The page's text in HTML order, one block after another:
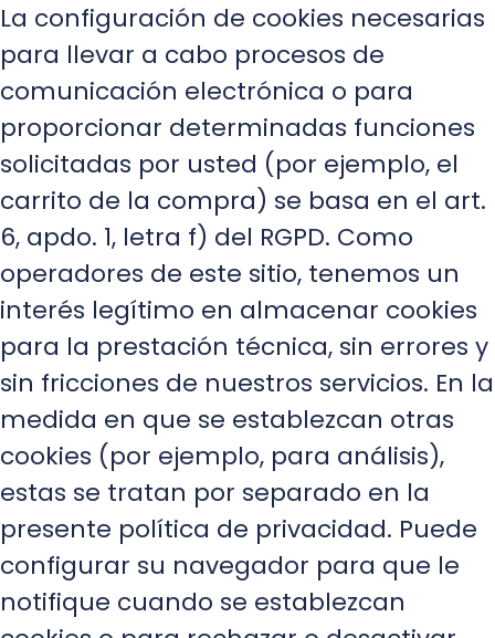
La configuración de cookies necesarias
para llevar a cabo procesos de
comunicación electrónica o para
proporcionar determinadas funciones
solicitadas por usted (por ejemplo, el
carrito de la compra) se basa en el art.
6, apdo. 1, letra f) del RGPD. Como
operadores de este sitio, tenemos un
interés legítimo en almacenar cookies
para la prestación técnica, sin errores y
sin fricciones de nuestros servicios. En la
medida en que se establezcan otras
cookies (por ejemplo, para análisis),
estas se tratan por separado en la
presente política de privacidad. Puede
configurar su navegador para que le
notifique cuando se establezcan